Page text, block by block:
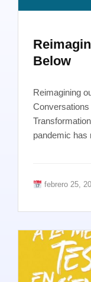
Below
Reimagining
pandemic
febrero 25,